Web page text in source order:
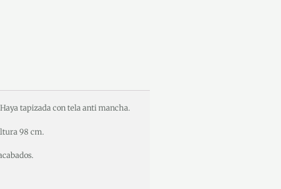
tapizada con tela anti mancha.
98 cm.